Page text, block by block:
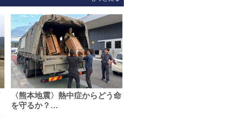
〈熊本地震〉熱中症からどう命
を守るか？…